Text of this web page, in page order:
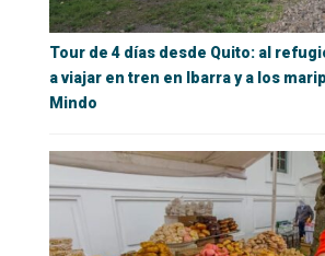
Tour de 4 días desde Quito: al
a viajar en tren en Ibarra y a los
Mindo